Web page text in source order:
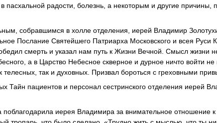
пасхальной радости, болезнь, а некоторым и другие причины,
собравшимся в холле отделения, иерей Владимир
Послание Святейшего Патриарха Московского и всея Руси
смерть и указал нам путь к Жизни Вечной. Смысл жизни
а в Царство Небесное скверное и дурное ничто войти
телесных, так и духовных. Призвал бороться с греховными
Тайн пациентов и персонал сестринского отделения иерей
иерея Владимира за внимательное отношение